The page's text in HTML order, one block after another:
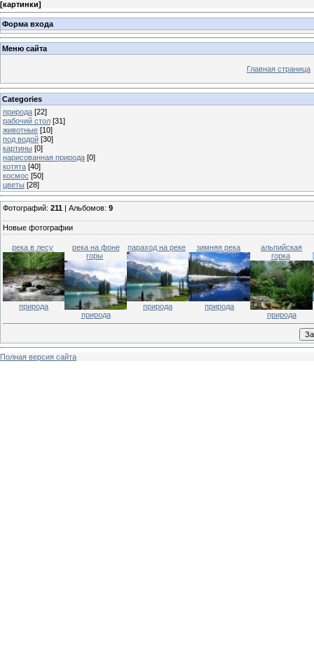
[картинки]
Форма входа
Меню сайта
Главная страница
Categories
природа [22]
рабочий стол [31]
животные [10]
под водой [30]
картины [0]
нарисованная природа [0]
котята [40]
космос [50]
цветы [28]
Фотографий: 211 | Альбомов: 9
Новые фотографии
река в лесу
природа
река на фоне
горы
природа
параход на реке
природа
зимняя река
природа
альпийская
горка
природа
Полная версия сайта